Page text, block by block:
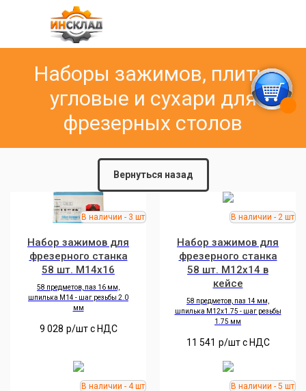
Наборы зажимов, плиты
угловые и сухари для
фрезерных столов
Вернуться назад
Набор зажимов для
фрезерного станка
58 шт. M14х16
58 предметов, паз 16 мм,
шпилька M14 - шаг резьбы 2.0
мм
9 028 р/шт c НДС
Набор зажимов для
фрезерного станка
58 шт. M12х14 в
кейсе
58 предметов, паз 14 мм,
шпилька M12х1.75 - шаг резьбы
1.75 мм
11 541 р/шт c НДС